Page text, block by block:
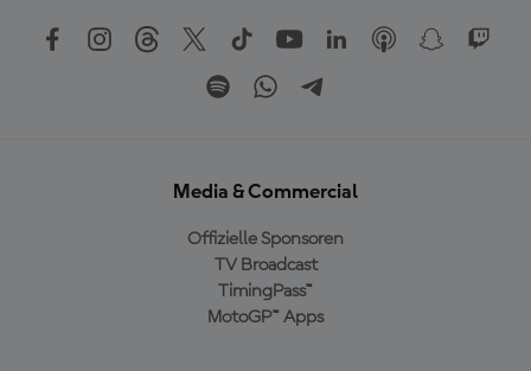
Media & Commercial
Offizielle Sponsoren
TV Broadcast
TimingPass™
MotoGP™ Apps